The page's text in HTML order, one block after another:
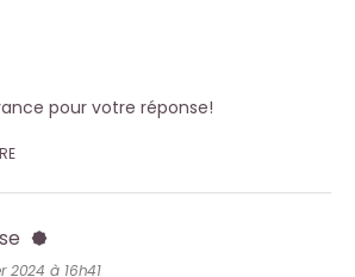
pour votre réponse!
2024 à 16h41